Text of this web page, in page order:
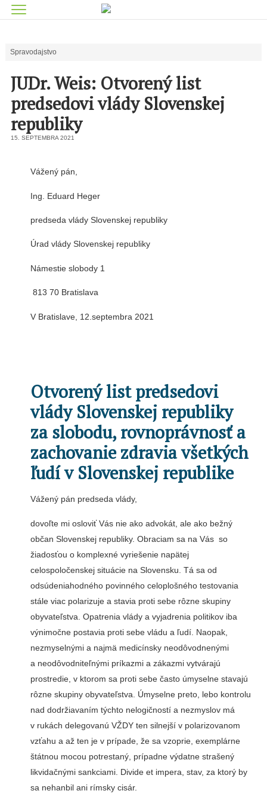
Spravodajstvo
JUDr. Weis: Otvorený list
predsedovi vlády Slovenskej
republiky
15. SEPTEMBRA 2021
Vážený pán,
Ing. Eduard Heger
predseda vlády Slovenskej republiky
Úrad vlády Slovenskej republiky
Námestie slobody 1
813 70 Bratislava
V Bratislave, 12.septembra 2021
Otvorený list predsedovi
vlády Slovenskej republiky
za slobodu, rovnoprávnosť a
zachovanie zdravia všetkých
ľudí v Slovenskej republike
Vážený pán predseda vlády,
dovoľte mi osloviť Vás nie ako advokát, ale ako bežný
občan Slovenskej republiky. Obraciam sa na Vás so
žiadosťou o komplexné vyriešenie napätej
celospoločenskej situácie na Slovensku. Tá sa od
odsúdeniahodného povinného celoplošného testovania
stále viac polarizuje a stavia proti sebe rôzne skupiny
obyvateľstva. Opatrenia vlády a vyjadrenia politikov iba
výnimočne postavia proti sebe vládu a ľudí. Naopak,
nezmyselnými a najmä medicínsky neodôvodnenými
a neodôvodniteľnými príkazmi a zákazmi vytvárajú
prostredie, v ktorom sa proti sebe často úmyselne stavajú
rôzne skupiny obyvateľstva. Úmyselne preto, lebo kontrolu
nad dodržiavaním týchto nelogičností a nezmyslov má
v rukách delegovanú VŽDY ten silnejší v polarizovanom
vzťahu a až ten je v prípade, že sa vzoprie, exemplárne
štátnou mocou potrestaný, prípadne výdatne strašený
likvidačnými sankciami. Divide et impera, stav, za ktorý by
sa nehanbil ani rímsky cisár.